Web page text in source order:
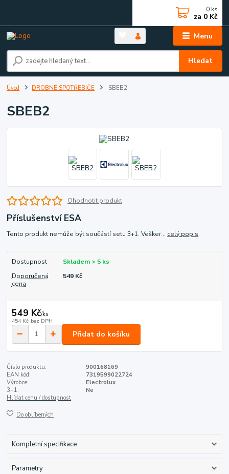
Menu
Hledat
0 ks
za 0 Kč
Úvod DROBNÉ SPOTŘEBIČE SBEB2
SBEB2
Ohodnotit produkt
Příslušenství ESA
Tento produkt nemůže být součástí setu 3+1. Vešker... celý popis
Dostupnost
Skladem > 5 ks
Doporučená
cena
549 Kč
549 Kč/ks
454 Kč bez DPH
Přidat do košíku
Číslo produktu:
900168169
EAN kód:
7319599022724
Výrobce:
Electrolux
3+1:
Ne
Hlídat cenu / dostupnost
Do oblíbených
Kompletní specifikace
Parametry